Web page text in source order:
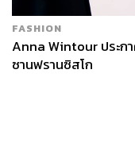
FASHION
Anna Wintour ประก
ซานฟรานซิสโก